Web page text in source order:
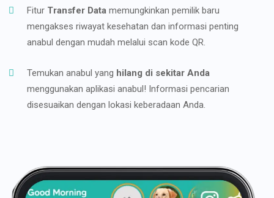
Fitur Transfer Data memungkinkan pemilik baru
mengakses riwayat kesehatan dan informasi penting
anabul dengan mudah melalui scan kode QR.
Temukan anabul yang hilang di sekitar Anda
menggunakan aplikasi anabul! Informasi pencarian
disesuaikan dengan lokasi keberadaan Anda.